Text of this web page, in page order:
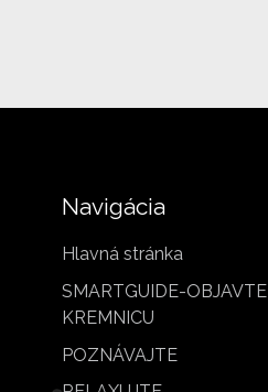
Navigácia
Hlavná stránka
SMARTGUIDE-OBJAVTE
KREMNICU
POZNÁVAJTE